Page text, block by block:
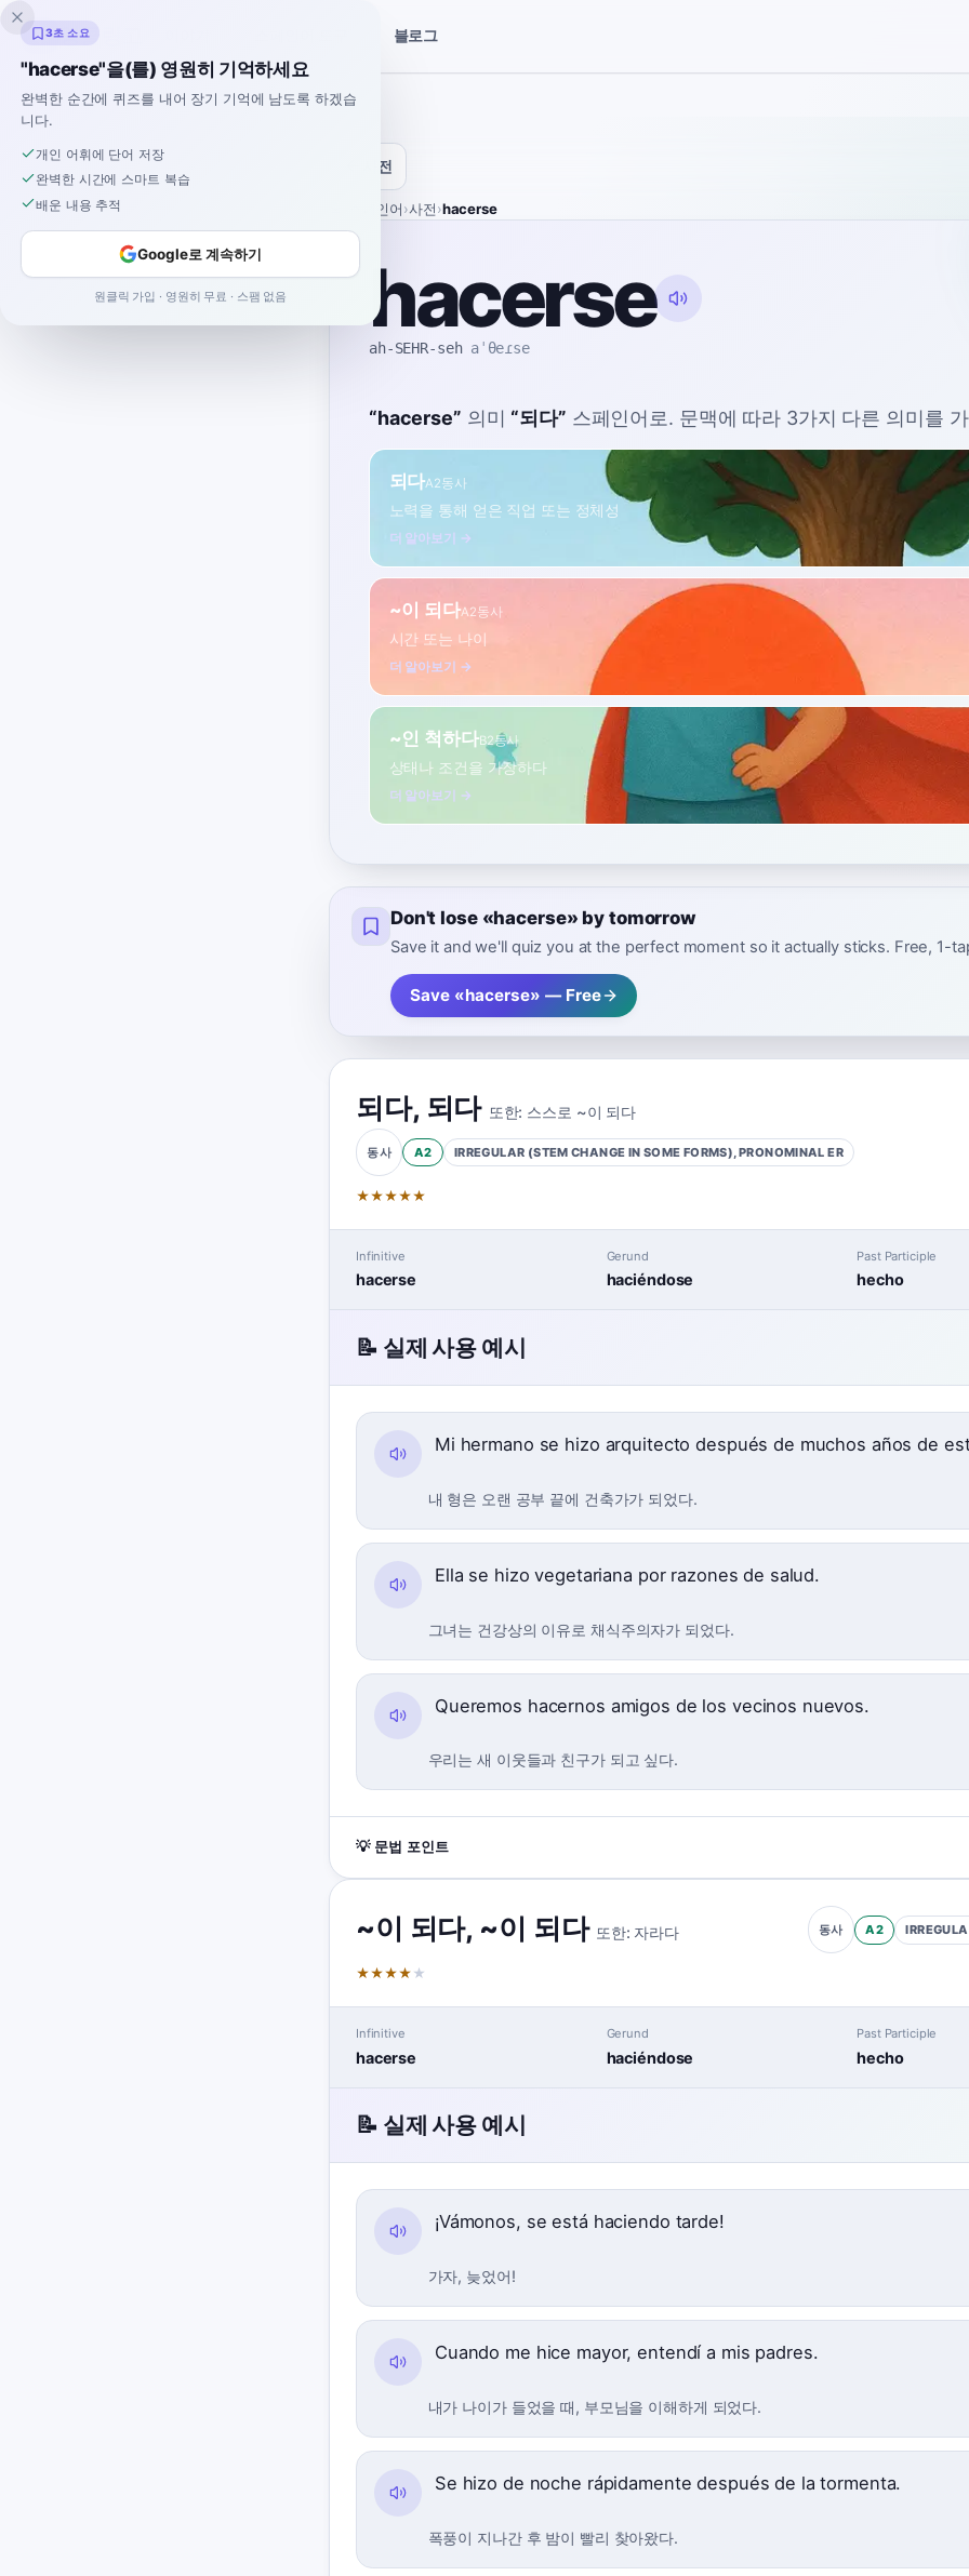
잉클링고 블로그
사전
스페인어›사전›hacerse
hacerse
ah-SEHR-seh aˈθeɾse
“hacerse” 의미 “되다” 스페인어로. 문맥에 따라 3가지 다른 의미를
되다A2동사
노력을 통해 얻은 직업 또는 정체성
더 알아보기 →
~이 되다A2동사
시간 또는 나이
더 알아보기 →
~인 척하다B2동사
상태나 조건을 가장하다
더 알아보기 →
Don't lose «hacerse» by tomorrow
Save it and we'll quiz you at the perfect moment so it actually sticks. Free, 1-
Save «hacerse» — Free
되다, 되다 또한: 스스로 ~이 되다
동사 A2 IRREGULAR (STEM CHANGE IN SOME FORMS), PRONOMINAL ER
★★★★★
Infinitive
hacerse
Gerund
haciéndose
Past Participle
hecho
📝 실제 사용 예시
Mi hermano se hizo arquitecto después de muchos años de
내 형은 오랜 공부 끝에 건축가가 되었다.
Ella se hizo vegetariana por razones de salud.
그녀는 건강상의 이유로 채식주의자가 되었다.
Queremos hacernos amigos de los vecinos nuevos.
우리는 새 이웃들과 친구가 되고 싶다.
💡 문법 포인트
~이 되다, ~이 되다 또한: 자라다 동사 A2
★★★★ ★
Infinitive
hacerse
Gerund
haciéndose
Past Participle
hecho
📝 실제 사용 예시
¡Vámonos, se está haciendo tarde!
가자, 늦었어!
Cuando me hice mayor, entendí a mis padres.
내가 나이가 들었을 때, 부모님을 이해하게 되었다.
Se hizo de noche rápidamente después de la tormenta.
폭풍이 지나간 후 밤이 빨리 찾아왔다.
3초 소요
"hacerse"을(를) 영원히 기억하세요
완벽한 순간에 퀴즈를 내어 장기 기억에 남도록 하겠습
니다.
개인 어휘에 단어 저장
완벽한 시간에 스마트 복습
배운 내용 추적
Google로 계속하기
원클릭 가입 · 영원히 무료 · 스팸 없음